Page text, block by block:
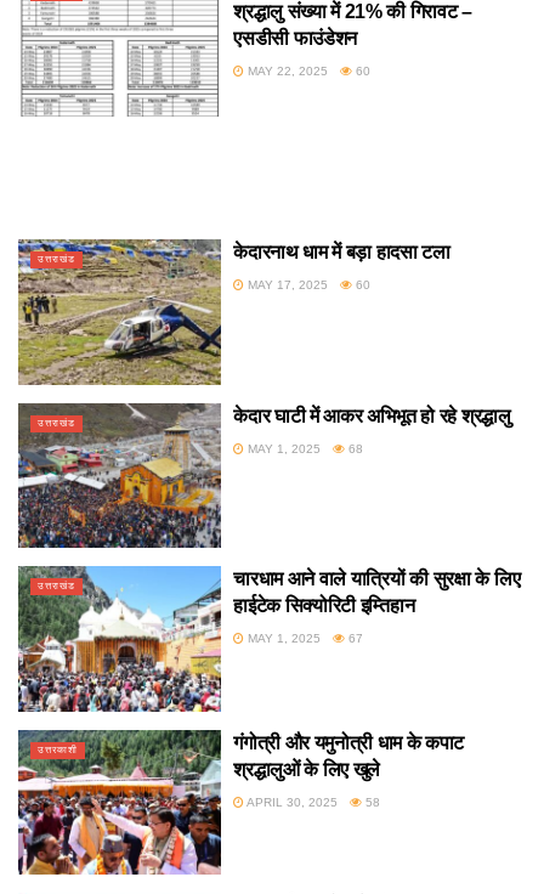
श्रद्धालु संख्या में 21% की गिरावट –
एसडीसी फाउंडेशन
MAY 22, 2025 60
उत्तराखंड केदारनाथ धाम में बड़ा हादसा टला
MAY 17, 2025 60
उत्तराखंड केदार घाटी में आकर अभिभूत हो रहे श्रद्धालु
MAY 1, 2025 68
उत्तराखंड
चारधाम आने वाले यात्रियों की सुरक्षा के लिए
हाईटेक सिक्योरिटी इम्तिहान
MAY 1, 2025 67
उत्तरकाशी
गंगोत्री और यमुनोत्री धाम के कपाट
श्रद्धालुओं के लिए खुले
APRIL 30, 2025 58